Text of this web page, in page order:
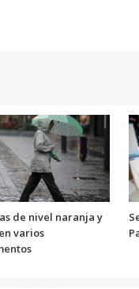
de nivel naranja y
varios